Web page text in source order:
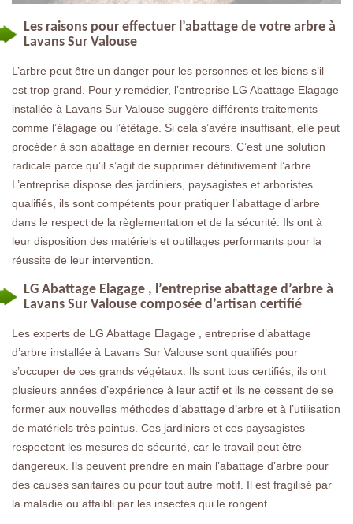
Les raisons pour effectuer l’abattage de votre arbre à
Lavans Sur Valouse
L’arbre peut être un danger pour les personnes et les biens s’il
est trop grand. Pour y remédier, l’entreprise LG Abattage Elagage
installée à Lavans Sur Valouse suggère différents traitements
comme l’élagage ou l’étêtage. Si cela s’avère insuffisant, elle peut
procéder à son abattage en dernier recours. C’est une solution
radicale parce qu’il s’agit de supprimer définitivement l’arbre.
L’entreprise dispose des jardiniers, paysagistes et arboristes
qualifiés, ils sont compétents pour pratiquer l’abattage d’arbre
dans le respect de la règlementation et de la sécurité. Ils ont à
leur disposition des matériels et outillages performants pour la
réussite de leur intervention.
LG Abattage Elagage , l’entreprise abattage d’arbre à
Lavans Sur Valouse composée d’artisan certifié
Les experts de LG Abattage Elagage , entreprise d’abattage
d’arbre installée à Lavans Sur Valouse sont qualifiés pour
s’occuper de ces grands végétaux. Ils sont tous certifiés, ils ont
plusieurs années d’expérience à leur actif et ils ne cessent de se
former aux nouvelles méthodes d’abattage d’arbre et à l’utilisation
de matériels très pointus. Ces jardiniers et ces paysagistes
respectent les mesures de sécurité, car le travail peut être
dangereux. Ils peuvent prendre en main l’abattage d’arbre pour
des causes sanitaires ou pour tout autre motif. Il est fragilisé par
la maladie ou affaibli par les insectes qui le rongent.